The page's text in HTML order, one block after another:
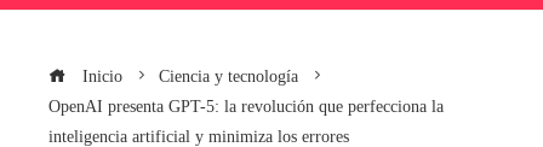
Inicio
Ciencia y tecnología
OpenAI presenta GPT-5: la revolución que perfecciona la
inteligencia artificial y minimiza los errores